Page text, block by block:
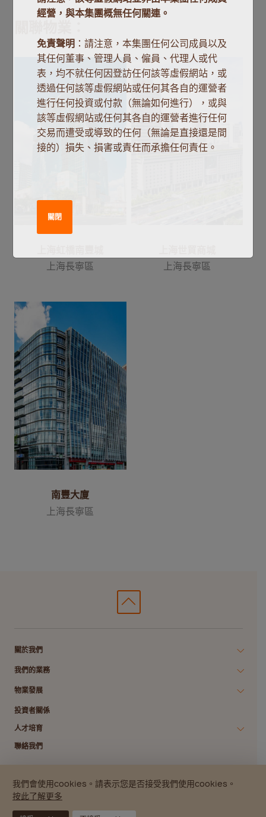
上海長寧區
上海長寧區
南豐大廈
上海長寧區
關於我們
我們的業務
物業發展
投資者關係
人才培育
聯絡我們
私隱政策 數碼存根政策 版權所有 免責聲明 網站指南
我們會使用cookies。請表示您是否接受我們使用cookies。
按此了解更多
經營，與本集團概無任何關連。
免責聲明 ：請注意，本集團任何公司成員以及
其任何董事、管理人員、僱員、代理人或代
表，均不就任何因登訪任何該等虛假網站，或
透過任何該等虛假網站或任何其各自的運營者
進行任何投資或付款（無論如何進行），或與
該等虛假網站或任何其各自的運營者進行任何
交易而遭受或導致的任何（無論是直接還是間
接的）損失、損害或責任而承擔任何責任。
關閉